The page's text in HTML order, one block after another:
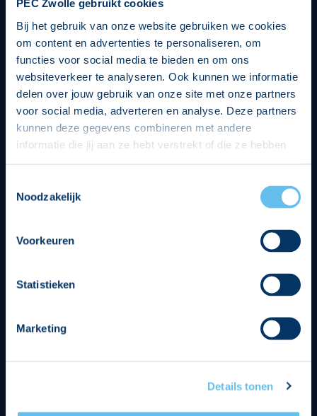
PEC Zwolle gebruikt cookies
Bij het gebruik van onze website gebruiken we cookies
om content en advertenties te personaliseren, om
functies voor social media te bieden en om ons
websiteverkeer te analyseren. Ook kunnen we informatie
delen over jouw gebruik van onze site met onze partners
voor social media, adverteren en analyse. Deze partners
kunnen deze gegevens combineren met andere
informatie die jij aan ze hebt verstrekt of die ze hebben
op een veilige en integere wijze. Je kunt je toestemming
beheren op de privacy- en cookieverklaring pagina.
Noodzakelijk
Voorkeuren
Statistieken
Marketing
Details tonen